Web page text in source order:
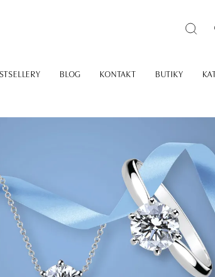
BLOG KONTAKT BUTIKY